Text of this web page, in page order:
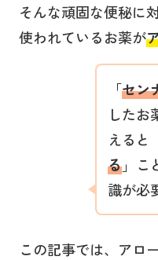
そんな頑固な便秘に
使われているお薬が
「セン
したお
えると
る」こ
識が必
この記事では、アロ